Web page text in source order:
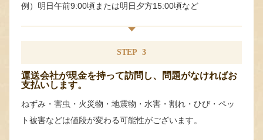
例）明日午前9:00頃または明日夕方15:00頃など
STEP 3
運送会社が現金を持って訪問し、問題がなければお
支払いします。
ねずみ・害虫・火災物・地震物・水害・割れ・ひび・ペッ
ト被害などは値段が変わる可能性がございます。